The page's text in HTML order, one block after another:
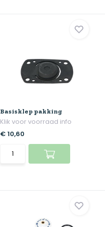
Basisklep pakking
Klik voor voorraad info
€ 10,60